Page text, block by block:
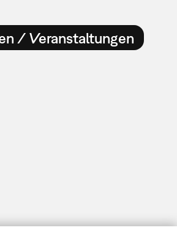
/ Veranstaltungen